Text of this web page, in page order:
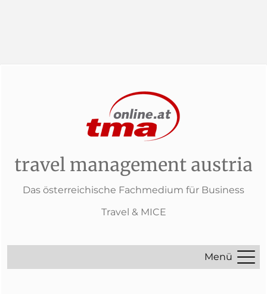
travel management austria
Das österreichische Fachmedium für Business
Travel & MICE
Menü